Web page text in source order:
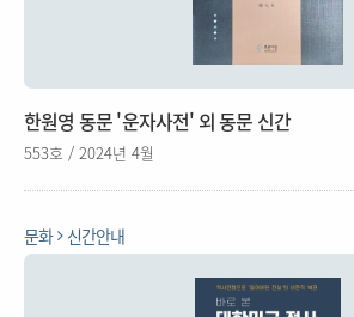
한원영 동문 '운자사전' 외 동문 신간
553호 / 2024년 4월
문화 신간안내